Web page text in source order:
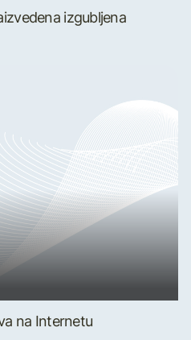
izgubljena
na Internetu